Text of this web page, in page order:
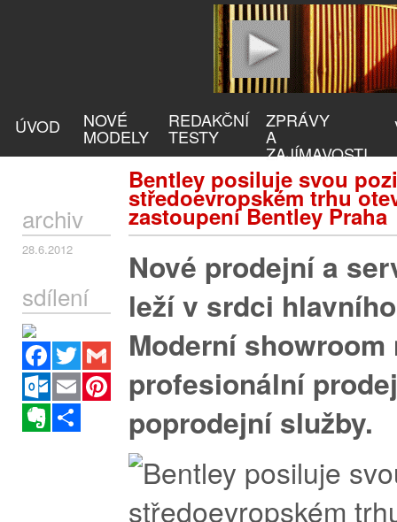
ÚVOD NOVÉ
MODELY
REDAKČNÍ
TESTY
ZPRÁVY
A
ZAJÍMAVOSTI
Bentley posiluje svou
středoevropském trhu
zastoupení Bentley Praha
archiv
28.6.2012
sdílení
Facebook
Twitter
Gmail
Outlook.com
Email
Pinterest
Evernote
Nové prodejní a
leží v srdci
Moderní showroom
profesionální
poprodejní služby.